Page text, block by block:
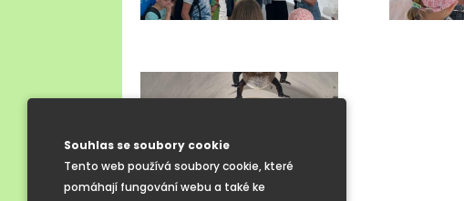
Souhlas se soubory cookie
Tento web používá soubory cookie, které
pomáhají fungování webu a také ke